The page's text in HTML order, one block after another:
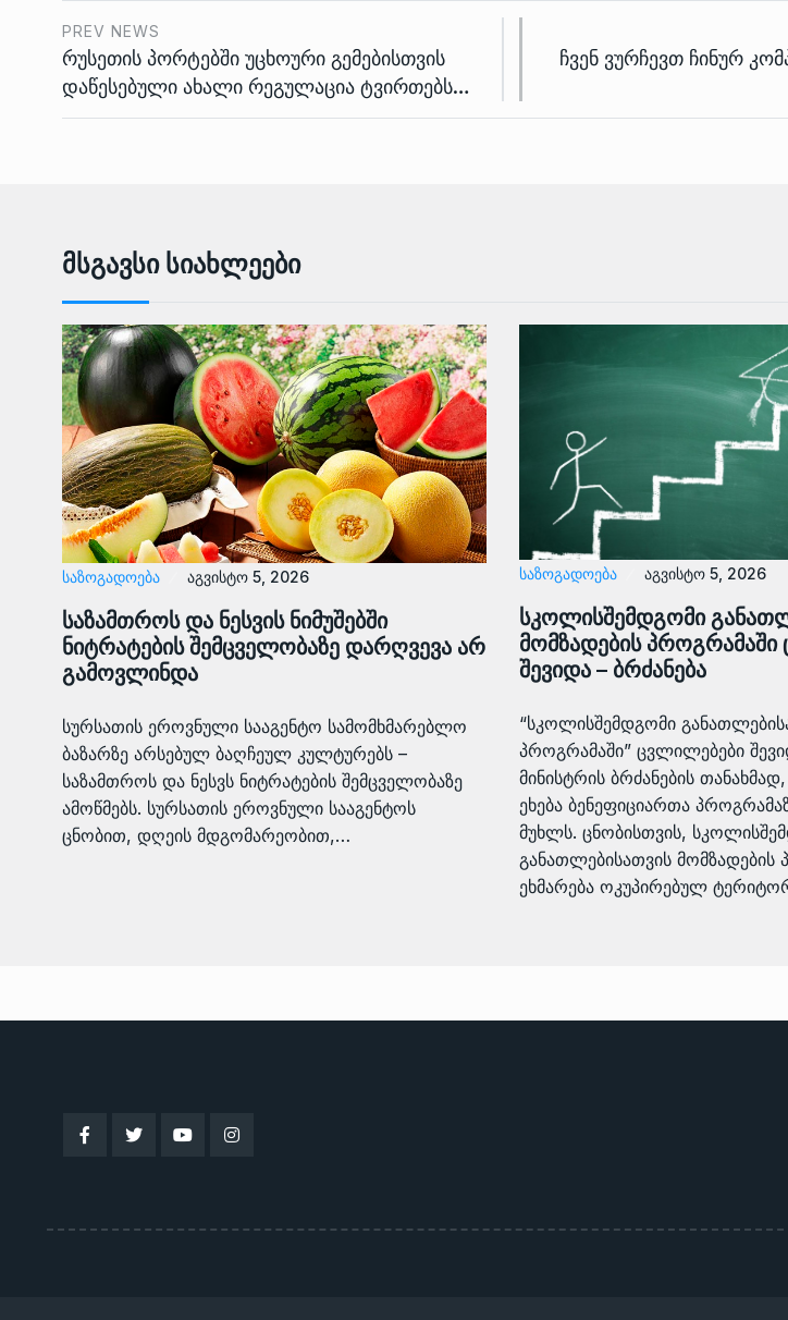
PREV NEWS
რუსეთის პორტებში უცხოური გემებისთვის
დაწესებული ახალი რეგულაცია ტვირთებს…
ჩვენ ვურჩევთ ჩინურ
Მსგავსი Სიახლეები
ᲡᲐᲖᲝᲒᲐᲓᲝᲔᲑᲐ აგვისტო 5, 2026
საზამთროს და ნესვის ნიმუშებში
ნიტრატების შემცველობაზე დარღვევა არ
გამოვლინდა
სურსათის ეროვნული სააგენტო სამომხმარებლო
ბაზარზე არსებულ ბაღჩეულ კულტურებს –
საზამთროს და ნესვს ნიტრატების შემცველობაზე
ამოწმებს. სურსათის ეროვნული სააგენტოს
ცნობით, დღეის მდგომარეობით,…
ᲡᲐᲖᲝᲒᲐᲓᲝᲔᲑᲐ აგვისტო 5, 2026
სკოლისშემდგომი
მომზადების
შევიდა – ბრძანება
“სკოლისშემდგომი
პროგრამაში” ცვლილებები
მინისტრის ბრძანების
ეხება ბენეფიციართა
მუხლს. ცნობისთვის,
განათლებისათვის მომზადების
ეხმარება ოკუპირებულ